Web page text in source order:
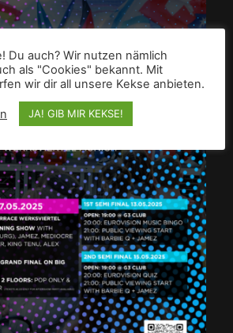
Du auch? Wir nutzen nämlich
als "Cookies" bekannt. Mit
wir dir all unsere Kekse anbieten.
JA! GIB MIR KEKSE!